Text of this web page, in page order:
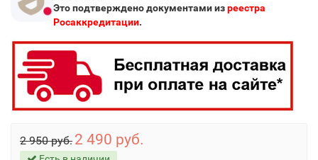
Это подтверждено документами изреестра
Росаккредитации.
2 950 руб. 2 490 руб.